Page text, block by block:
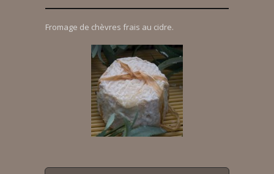
Fromage de chèvres frais au cidre.